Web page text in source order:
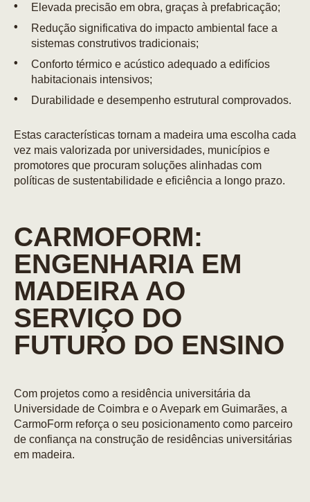
Elevada precisão em obra, graças à prefabricação;
Redução significativa do impacto ambiental face a
sistemas construtivos tradicionais;
Conforto térmico e acústico adequado a edifícios
habitacionais intensivos;
Durabilidade e desempenho estrutural comprovados.
Estas características tornam a madeira uma escolha cada
vez mais valorizada por universidades, municípios e
promotores que procuram soluções alinhadas com
políticas de sustentabilidade e eficiência a longo prazo.
CARMOFORM:
ENGENHARIA EM
MADEIRA AO
SERVIÇO DO
FUTURO DO ENSINO
Com projetos como a residência universitária da
Universidade de Coimbra e o Avepark em Guimarães, a
CarmoForm reforça o seu posicionamento como parceiro
de confiança na construção de residências universitárias
em madeira.